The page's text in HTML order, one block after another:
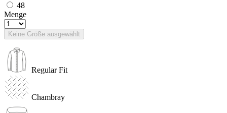
48
Menge
Keine Größe ausgewählt
Regular Fit
Chambray